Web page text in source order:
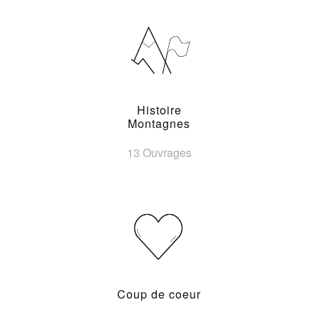
Histoire
Montagnes
13 Ouvrages
Coup de coeur